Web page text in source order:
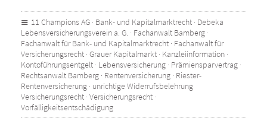
11 Champions AG · Bank- und Kapitalmarktrecht · Debeka
Lebensversicherungsverein a. G. · Fachanwalt Bamberg ·
Fachanwalt für Bank- und Kapitalmarktrecht · Fachanwalt für
Versicherungsrecht · Grauer Kapitalmarkt · Kanzleiinformation ·
Kontoführungsentgelt · Lebensversicherung · Prämiensparvertrag ·
Rechtsanwalt Bamberg · Rentenversicherung · Riester-
Rentenversicherung · unrichtige Widerrufsbelehrung
Versicherungsrecht · Versicherungsrecht ·
Vorfälligkeitsentschädigung